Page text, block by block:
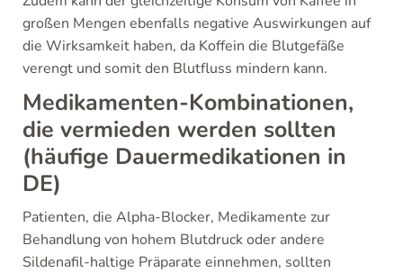
großen Mengen ebenfalls negative Auswirkungen auf
die Wirksamkeit haben, da Koffein die Blutgefäße
verengt und somit den Blutfluss mindern kann.
Medikamenten-Kombinationen,
die vermieden werden sollten
(häufige Dauermedikationen in
DE)
Patienten, die Alpha-Blocker, Medikamente zur
Behandlung von hohem Blutdruck oder andere
Sildenafil-haltige Präparate einnehmen, sollten